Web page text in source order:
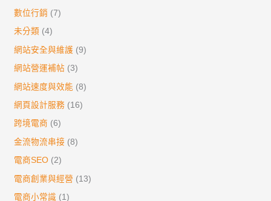
數位行銷 (7)
未分類 (4)
網站安全與維護 (9)
網站營運補帖 (3)
網站速度與效能 (8)
網頁設計服務 (16)
跨境電商 (6)
金流物流串接 (8)
電商SEO (2)
電商創業與經營 (13)
電商小常識 (1)